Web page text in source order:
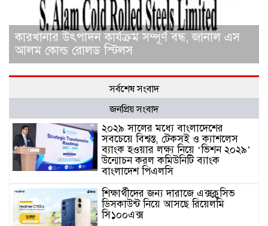
কারখানার উৎপাদন কার্যক্রম সম্পূর্ণ বন্ধ, জানাল এস
আলম কোল্ড রোলড স্টিলস
সর্বশেষ সংবাদ
জনপ্রিয় সংবাদ
২০২৯ সালের মধ্যে বাংলাদেশের
সবচেয়ে বিশ্বস্ত, টেকসই ও ক্যাশলেস
ব্যাংক হওয়ার লক্ষ্য নিয়ে ‘ভিশন ২০২৯’
উন্মোচন করল কমিউনিটি ব্যাংক
বাংলাদেশ পিএলসি
শিক্ষার্থীদের জন্য দারাজে এক্সক্লুসিভ
ডিসকাউন্ট নিয়ে আসছে রিয়েলমি
সি১০০এক্স